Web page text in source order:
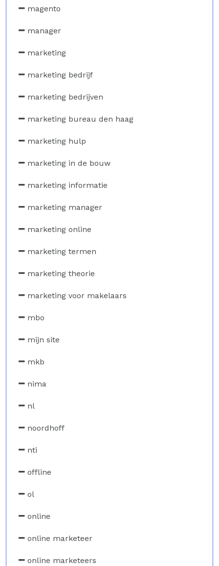
magento
manager
marketing
marketing bedrijf
marketing bedrijven
marketing bureau den haag
marketing hulp
marketing in de bouw
marketing informatie
marketing manager
marketing online
marketing termen
marketing theorie
marketing voor makelaars
mbo
mijn site
mkb
nima
nl
noordhoff
nti
offline
ol
online
online marketeer
online marketeers